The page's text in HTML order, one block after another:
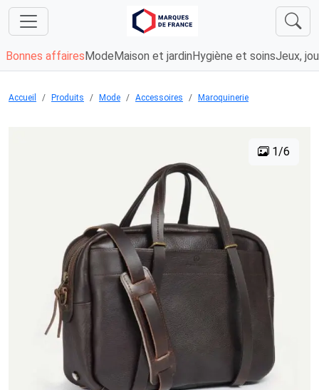
Bonnes affaires Mode Maison et jardin Hygiène et soinsJeux,
Accueil Produits Mode Accessoires Maroquinerie
1/6